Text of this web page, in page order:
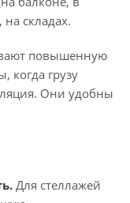
складах.
повышенную
когда грузу
Они удобны
Для стеллажей